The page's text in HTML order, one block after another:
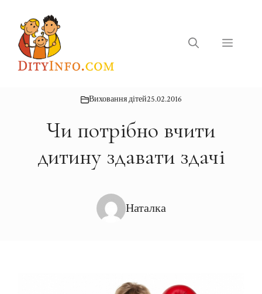
вмісту
Меню
Виховання дітей25.02.2016
Чи потрібно вчити
дитину здавати здачі
Наталка